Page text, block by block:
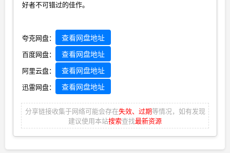
好者不可错过的佳作。
夸克网盘： 查看网盘地址
百度网盘： 查看网盘地址
阿里云盘： 查看网盘地址
迅雷网盘： 查看网盘地址
分享链接收集于网络可能会存在失效、过期等情况，如有发现
建议使用本站搜索查找最新资源